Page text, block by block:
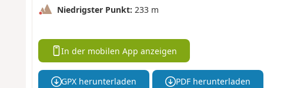
Niedrigster Punkt: 233 m
In der mobilen App anzeigen
GPX herunterladen PDF herunterladen